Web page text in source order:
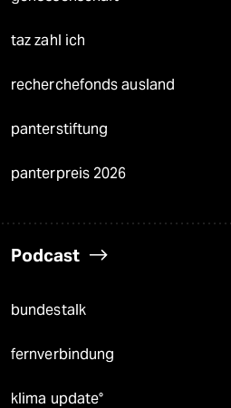
taz zahl ich
recherchefonds ausland
panterstiftung
panterpreis 2026
Podcast
bundestalk
fernverbindung
klima update°